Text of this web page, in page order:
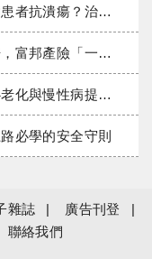
與健保給付困境一次看
案加碼遠距醫療與緊急救援
慢性病提早報到
必學的安全守則
雜誌
廣告刊登
聯絡我們